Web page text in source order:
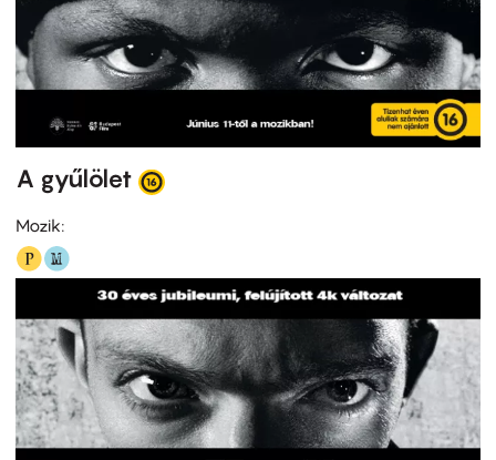
A gyűlölet
Mozik: